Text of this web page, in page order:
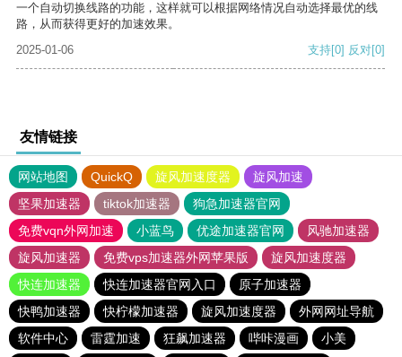
一个自动切换线路的功能，这样就可以根据网络情况自动选择最优的线
路，从而获得更好的加速效果。
2025-01-06
支持[0] 反对[0]
友情链接
网站地图 QuickQ 旋风加速度器
旋风加速
坚果加速器
tiktok加速器
狗急加速器官网
免费vqn外网加速
小蓝鸟 优途加速器官网
风驰加速器
旋风加速器
免费vps加速器外网苹果版
旋风加速度器
快连加速器
快连加速器官网入口
原子加速器
快鸭加速器
快柠檬加速器 旋风加速度器
外网网址导航
软件中心
雷霆加速 狂飙加速器 哔咔漫画
小美